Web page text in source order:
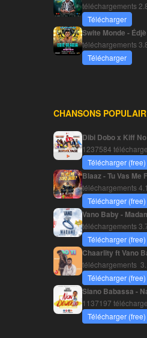
téléchargements
Télécharger
Swite Monde -
téléchargements
Télécharger
CHANSONS
Dibi Dobo x Kiff
1237584
Télécharger (free)
Blaaz - Tu Vas Me
téléchargements
Télécharger (free)
Vano Baby -
téléchargements
Télécharger (free)
Chaarlity ft Vano
téléchargements
Télécharger (free)
Siano Babassa -
1137197
Télécharger (free)